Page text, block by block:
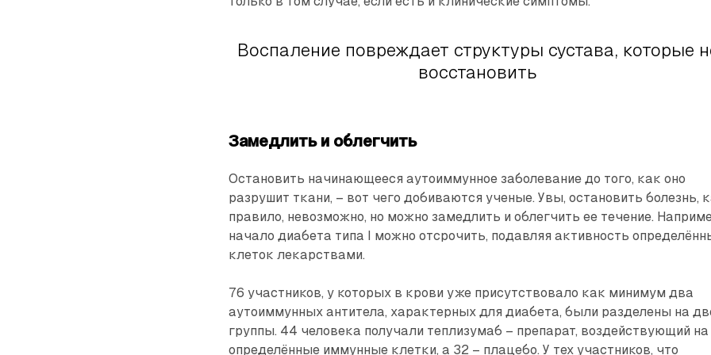
Воспаление повреждает структуры сустава, которые
восстановить
Замедлить и облегчить
Остановить начинающееся аутоиммунное заболевание до того, как оно
разрушит ткани, – вот чего добиваются ученые. Увы, остановить болезнь,
правило, невозможно, но можно замедлить и облегчить ее течение.
начало диабета типа I можно отсрочить, подавляя активность
клеток лекарствами.
76 участников, у которых в крови уже присутствовало как минимум два
аутоиммунных антитела, характерных для диабета, были разделены на
группы. 44 человека получали теплизумаб – препарат, воздействующий на
определённые иммунные клетки, а 32 – плацебо. У тех участников, что